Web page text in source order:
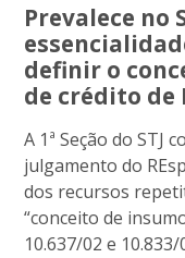
Prevalece no
definir o
de crédito de
A 1ª Seção do STJ
julgamento do
dos recursos
“conceito de
10.637/02 e